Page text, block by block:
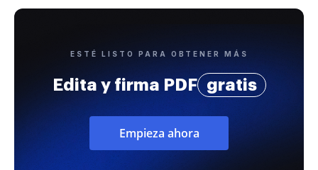
ESTÉ LISTO PARA OBTENER MÁS
Edita y firma PDF gratis
Empieza ahora